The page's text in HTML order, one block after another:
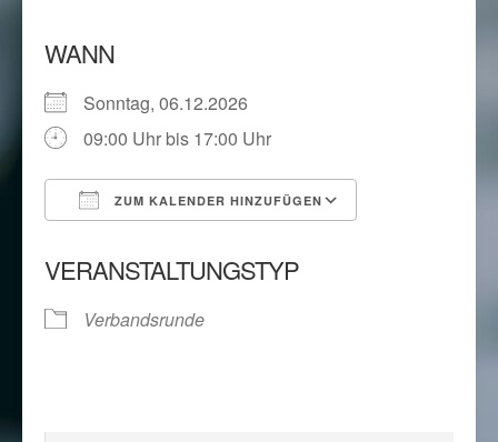
WANN
Sonntag, 06.12.2026
09:00 Uhr bis 17:00 Uhr
ZUM KALENDER HINZUFÜGEN
VERANSTALTUNGSTYP
Verbandsrunde